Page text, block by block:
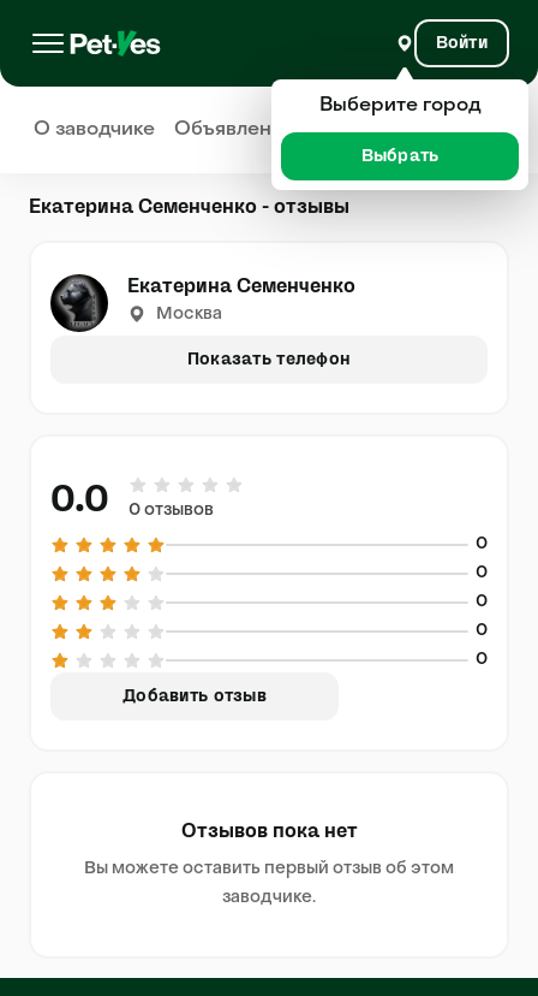
Войти
О заводчике Объявления Отзывы
Екатерина Семенченко - отзывы
Екатерина Семенченко
Москва
Показать телефон
0.0 0 отзывов
0
0
0
0
0
Добавить отзыв
Отзывов пока нет
Вы можете оставить первый отзыв об этом
заводчике.
Выберите город
Выбрать